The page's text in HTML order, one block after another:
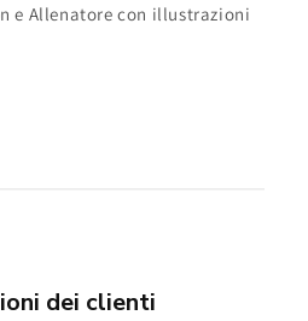
e Allenatore con illustrazioni
dei clienti